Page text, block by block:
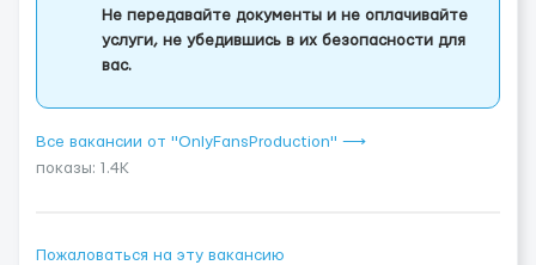
Не передавайте документы и не оплачивайте
услуги, не убедившись в их безопасности для
вас.
Все вакансии от "OnlyFansProduction" ⟶
показы: 1.4K
Пожаловаться на эту вакансию